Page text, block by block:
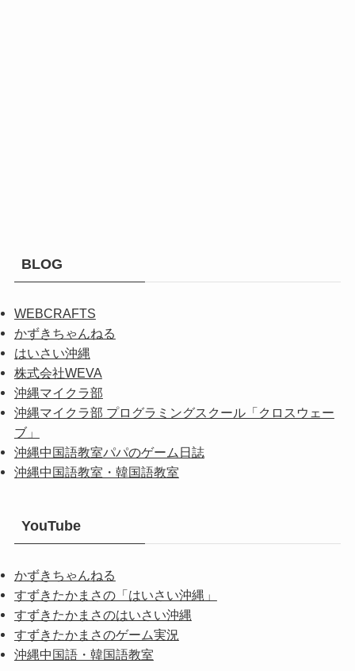
BLOG
WEBCRAFTS
かずきちゃんねる
はいさい沖縄
株式会社WEVA
沖縄マイクラ部
沖縄マイクラ部 プログラミングスクール「クロスウェー
ブ」
沖縄中国語教室パパのゲーム日誌
沖縄中国語教室・韓国語教室
YouTube
かずきちゃんねる
すずきたかまさの「はいさい沖縄」
すずきたかまさのはいさい沖縄
すずきたかまさのゲーム実況
沖縄中国語・韓国語教室